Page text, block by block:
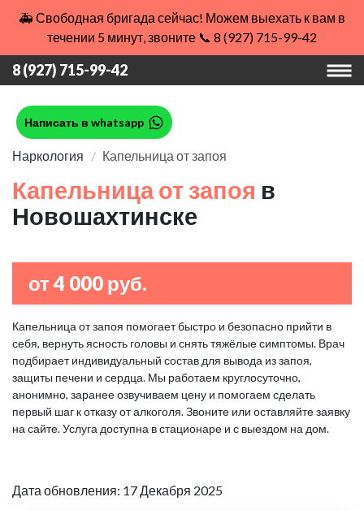
🚑 Свободная бригада сейчас! Можем выехать к вам в
течении 5 минут, звоните 📞 8 (927) 715-99-42
8 (927) 715-99-42
Написать в whatsapp
Наркология Капельница от запоя
Капельница от запоя в
Новошахтинске
от 4 000 руб.
Капельница от запоя помогает быстро и безопасно прийти в
себя, вернуть ясность головы и снять тяжёлые симптомы. Врач
подбирает индивидуальный состав для вывода из запоя,
защиты печени и сердца. Мы работаем круглосуточно,
анонимно, заранее озвучиваем цену и помогаем сделать
первый шаг к отказу от алкоголя. Звоните или оставляйте заявку
на сайте. Услуга доступна в стационаре и с выездом на дом.
Дата обновления: 17 Декабря 2025